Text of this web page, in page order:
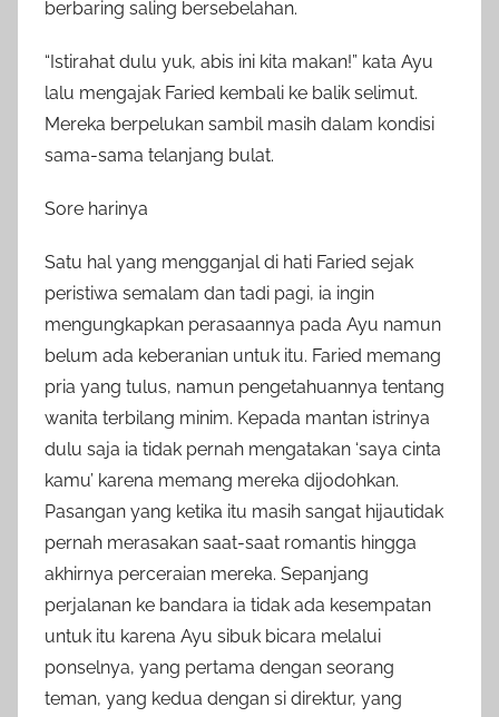
berbaring saling bersebelahan.
“Istirahat dulu yuk, abis ini kita makan!” kata Ayu
lalu mengajak Faried kembali ke balik selimut.
Mereka berpelukan sambil masih dalam kondisi
sama-sama telanjang bulat.
Sore harinya
Satu hal yang mengganjal di hati Faried sejak
peristiwa semalam dan tadi pagi, ia ingin
mengungkapkan perasaannya pada Ayu namun
belum ada keberanian untuk itu. Faried memang
pria yang tulus, namun pengetahuannya tentang
wanita terbilang minim. Kepada mantan istrinya
dulu saja ia tidak pernah mengatakan ‘saya cinta
kamu’ karena memang mereka dijodohkan.
Pasangan yang ketika itu masih sangat hijautidak
pernah merasakan saat-saat romantis hingga
akhirnya perceraian mereka. Sepanjang
perjalanan ke bandara ia tidak ada kesempatan
untuk itu karena Ayu sibuk bicara melalui
ponselnya, yang pertama dengan seorang
teman, yang kedua dengan si direktur, yang